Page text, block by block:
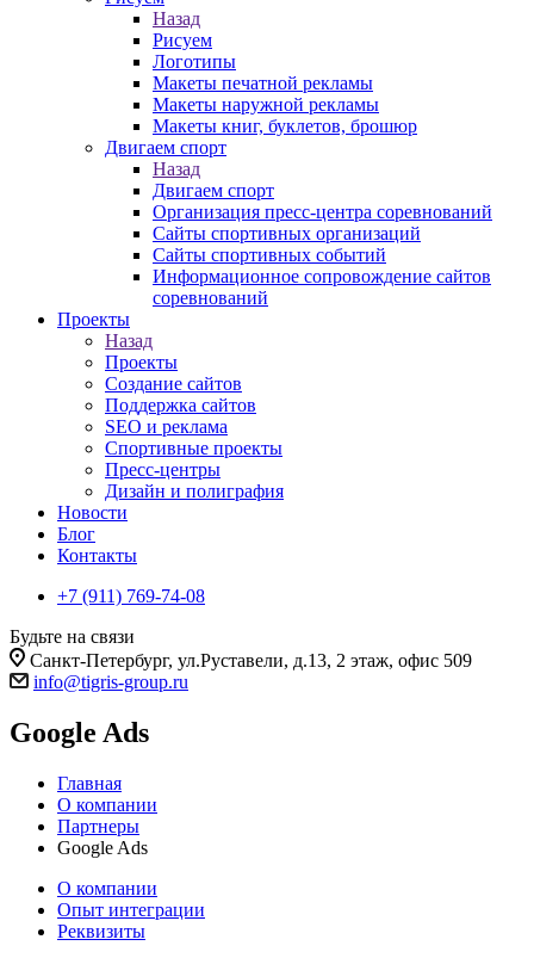
Назад
Рисуем
Логотипы
Макеты печатной рекламы
Макеты наружной рекламы
Макеты книг, буклетов, брошюр
Двигаем спорт
Назад
Двигаем спорт
Организация пресс-центра соревнований
Сайты спортивных организаций
Сайты спортивных событий
Информационное сопровождение сайтов
соревнований
Проекты
Назад
Проекты
Создание сайтов
Поддержка сайтов
SEO и реклама
Спортивные проекты
Пресс-центры
Дизайн и полиграфия
Новости
Блог
Контакты
+7 (911) 769-74-08
Будьте на связи
Санкт-Петербург, ул.Руставели, д.13, 2 этаж, офис 509
info@tigris-group.ru
Google Ads
Главная
О компании
Партнеры
Google Ads
О компании
Опыт интеграции
Реквизиты